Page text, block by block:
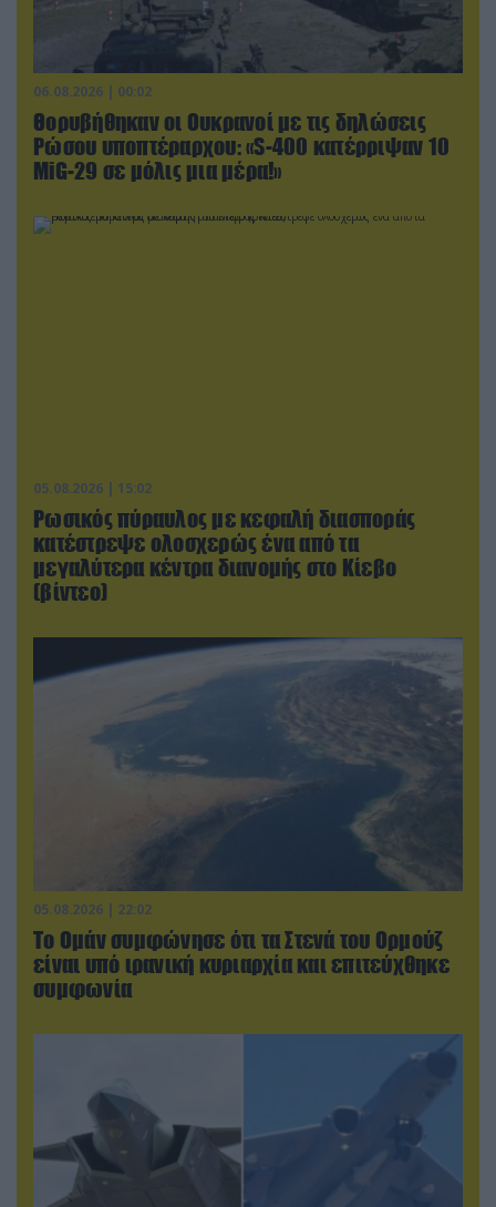
06.08.2026 | 00:02
Θορυβήθηκαν οι Ουκρανοί με τις δηλώσεις
Ρώσου υποπτέραρχου: «S-400 κατέρριψαν 10
MiG-29 σε μόλις μια μέρα!»
05.08.2026 | 15:02
Ρωσικός πύραυλος με κεφαλή διασποράς
κατέστρεψε ολοσχερώς ένα από τα
μεγαλύτερα κέντρα διανομής στο Κίεβο
(βίντεο)
05.08.2026 | 22:02
Το Ομάν συμφώνησε ότι τα Στενά του Ορμούζ
είναι υπό ιρανική κυριαρχία και επιτεύχθηκε
συμφωνία